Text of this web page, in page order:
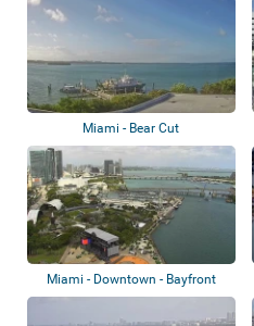
Miami - Bear Cut
Miami - Downtown - Bayfront
Park